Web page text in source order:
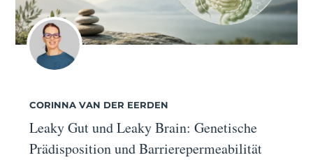
CORINNA VAN DER EERDEN
Leaky Gut und Leaky Brain: Genetische
Prädisposition und Barrierepermeabilität